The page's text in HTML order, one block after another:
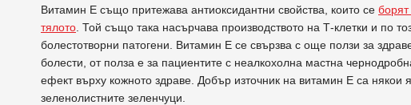
Витамин Е също притежава антиоксидантни свойства, които се
тялото . Той също така насърчава производството на Т-клетки и по
болестотворни патогени. Витамин Е се свързва с още ползи за
болести, от полза е за пациентите с неалкохолна мастна
ефект върху кожното здраве. Добър източник на витамин Е са някои
зеленолистните зеленчуци.